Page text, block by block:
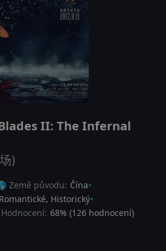
II: The Infernal
)
Země původu: Čína
Romantické, Historický
68% (126 hodnocení)